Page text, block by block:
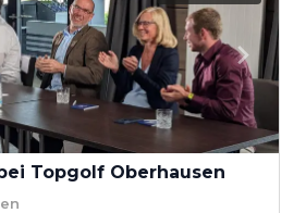
Topgolf Oberhausen